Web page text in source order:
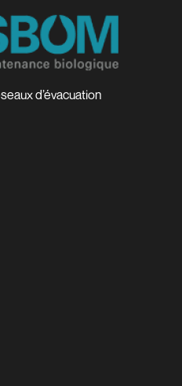
d’évacuation